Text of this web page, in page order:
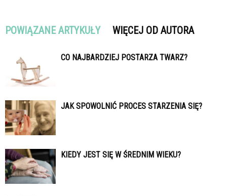
POWIĄZANE ARTYKUŁY WIĘCEJ OD AUTORA
CO NAJBARDZIEJ POSTARZA TWARZ?
JAK SPOWOLNIĆ PROCES STARZENIA SIĘ?
KIEDY JEST SIĘ W ŚREDNIM WIEKU?